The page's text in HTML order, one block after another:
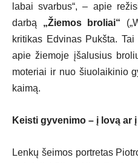
labai svarbus“, – apie
darbą „Žiemos broliai“
kritikas Edvinas Pukšta.
apie žiemoje įšalusius
moteriai ir nuo šiuolaikinio
kaimą.
Keisti gyvenimo – į lovą ar
Lenkų šeimos portretas